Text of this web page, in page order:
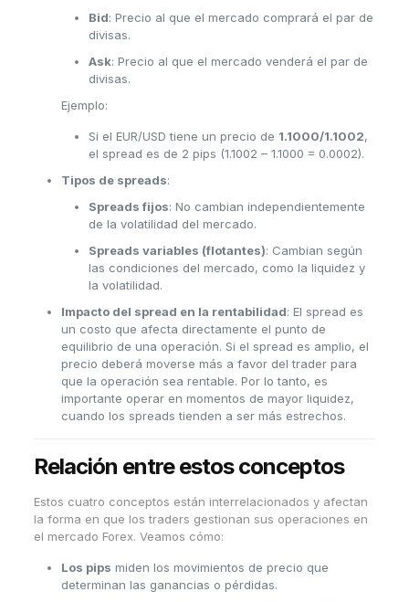
Bid: Precio al que el mercado comprará el par de
divisas.
Ask: Precio al que el mercado venderá el par de
divisas.
Ejemplo:
Si el EUR/USD tiene un precio de 1.1000/1.1002,
el spread es de 2 pips (1.1002 – 1.1000 = 0.0002).
Tipos de spreads:
Spreads fijos: No cambian independientemente
de la volatilidad del mercado.
Spreads variables (flotantes): Cambian según
las condiciones del mercado, como la liquidez y
la volatilidad.
Impacto del spread en la rentabilidad: El spread es
un costo que afecta directamente el punto de
equilibrio de una operación. Si el spread es amplio, el
precio deberá moverse más a favor del trader para
que la operación sea rentable. Por lo tanto, es
importante operar en momentos de mayor liquidez,
cuando los spreads tienden a ser más estrechos.
Relación entre estos conceptos
Estos cuatro conceptos están interrelacionados y afectan
la forma en que los traders gestionan sus operaciones en
el mercado Forex. Veamos cómo:
Los pips miden los movimientos de precio que
determinan las ganancias o pérdidas.